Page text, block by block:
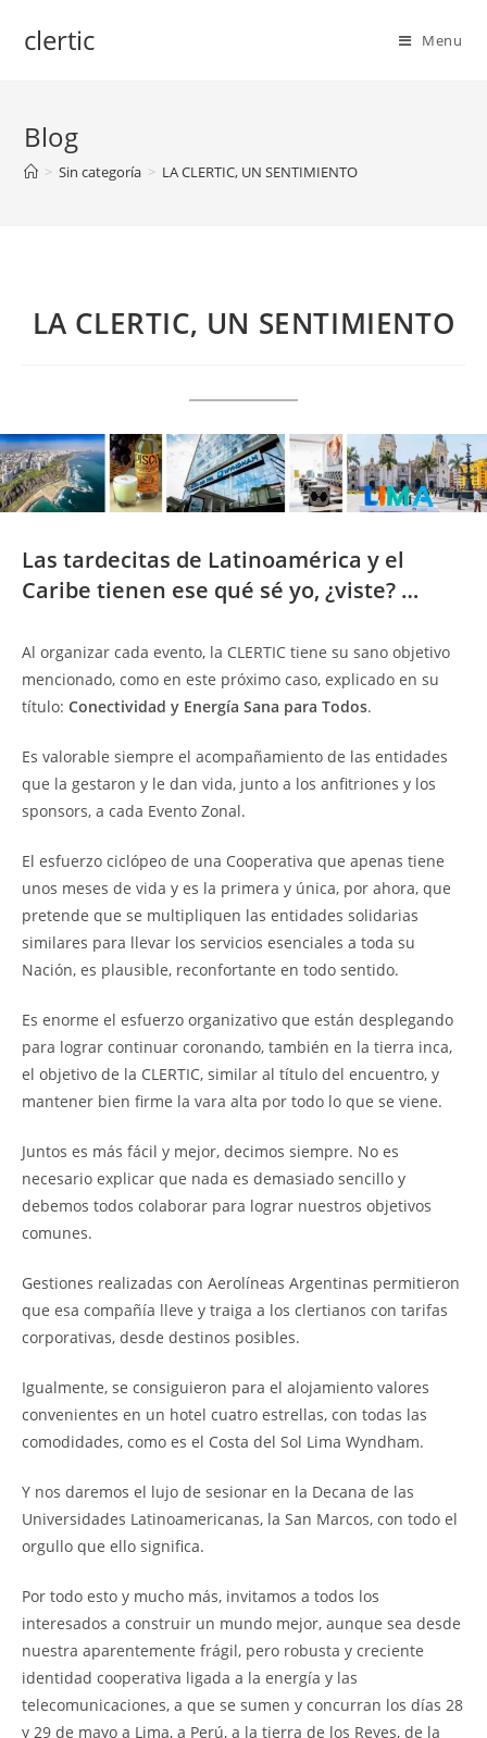
clertic Menu
Blog
> Sin categoría > LA CLERTIC, UN SENTIMIENTO
LA CLERTIC, UN SENTIMIENTO
Las tardecitas de Latinoamérica y el
Caribe tienen ese qué sé yo, ¿viste? …
Al organizar cada evento, la CLERTIC tiene su sano objetivo
mencionado, como en este próximo caso, explicado en su
título: Conectividad y Energía Sana para Todos.
Es valorable siempre el acompañamiento de las entidades
que la gestaron y le dan vida, junto a los anfitriones y los
sponsors, a cada Evento Zonal.
El esfuerzo ciclópeo de una Cooperativa que apenas tiene
unos meses de vida y es la primera y única, por ahora, que
pretende que se multipliquen las entidades solidarias
similares para llevar los servicios esenciales a toda su
Nación, es plausible, reconfortante en todo sentido.
Es enorme el esfuerzo organizativo que están desplegando
para lograr continuar coronando, también en la tierra inca,
el objetivo de la CLERTIC, similar al título del encuentro, y
mantener bien firme la vara alta por todo lo que se viene.
Juntos es más fácil y mejor, decimos siempre. No es
necesario explicar que nada es demasiado sencillo y
debemos todos colaborar para lograr nuestros objetivos
comunes.
Gestiones realizadas con Aerolíneas Argentinas permitieron
que esa compañía lleve y traiga a los clertianos con tarifas
corporativas, desde destinos posibles.
Igualmente, se consiguieron para el alojamiento valores
convenientes en un hotel cuatro estrellas, con todas las
comodidades, como es el Costa del Sol Lima Wyndham.
Y nos daremos el lujo de sesionar en la Decana de las
Universidades Latinoamericanas, la San Marcos, con todo el
orgullo que ello significa.
Por todo esto y mucho más, invitamos a todos los
interesados a construir un mundo mejor, aunque sea desde
nuestra aparentemente frágil, pero robusta y creciente
identidad cooperativa ligada a la energía y las
telecomunicaciones, a que se sumen y concurran los días 28
y 29 de mayo a Lima, a Perú, a la tierra de los Reyes, de la